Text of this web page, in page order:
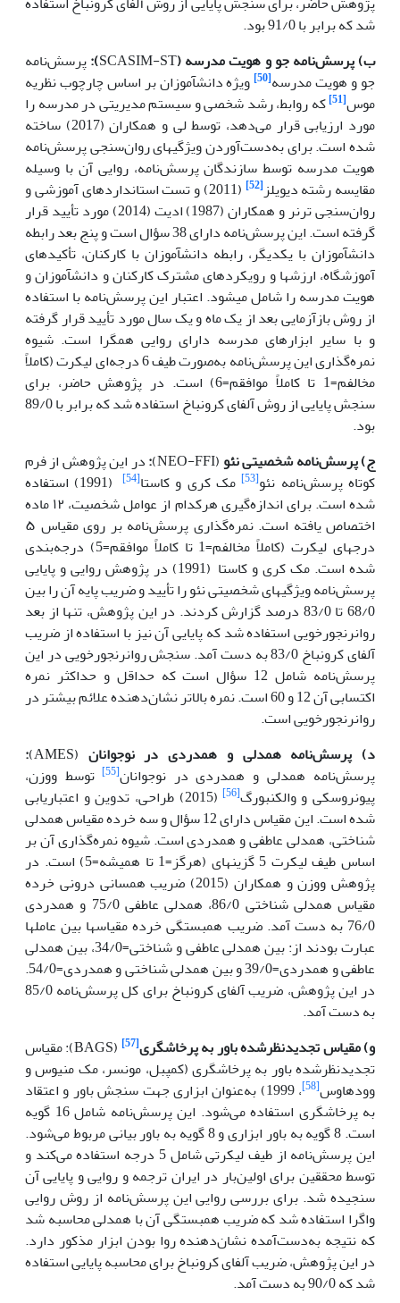
شد که برابر با 91/0 بود
.
ب) پرسش‌نامه جو و هویت مدرسه(
SCASIM-ST
):پرسش‌نامه
جو و هویت مدرسه[50] ویژه دانش­آموزانبر اساس چارچوب نظریه
موس[51]
که روابط، رشد شخصی و سیستم مدیریتی در مدرسه را
مورد ارزیابی قرار می‌دهد، توسط لی و همکاران (2017) ساخته
شده است. برای به‌دست‌آوردن ویژگی­های روان‌سنجی پرسش‌نامه
هویت مدرسه توسط سازندگان پرسش‌نامه، روایی آن با وسیله
مقایسه رشته دیویلز[52]
(2011) و تست استانداردهای آموزشی و
روان‌سنجی ترنر و همکاران (1987) ادیت (2014) مورد تأیید قرار
گرفته است. این پرسش‌نامه دارای 38 سؤال است و پنج بعد رابطه
دانش­آموزان با یکدیگر، رابطه دانش­آموزان با کارکنان، تأکیدهای
آموزشگاه، ارزش­ها و رویکردهای مشترک کارکنان و دانش­آموزان و
هویت مدرسه را شامل می­شود. اعتبار این پرسش‌نامه با استفاده
از روش بازآزمایی بعد از یک ماه و یک سال مورد تأیید قرار گرفته
و با سایر ابزارهای مدرسه دارای روایی همگرا است. شیوه
نمره‌گذاری
این پرسش‌نامه به‌صورت طیف 6 درجه‌ای لیکرت (کاملاً
مخالفم=1 تا کاملاً موافقم=6) است.
در پژوهش حاضر، برای
سنجش پایایی از روش آلفای کرونباخ استفاده شد که برابر با 89/0
بود.
ج) پرسش‌نامه شخصیتی نئو(NEO-FFI)
:در این پژوهش از فرم
کوتاه پرسش‌نامه نئو[53] مک کری و کاستا[54]
(1991) استفاده
شده است. برای اندازه‌گیری هرکدام از عوامل شخصیت، ۱۲ ماده
اختصاص یافته است. نمره‌گذاری پرسش‌نامه بر روی مقیاس ۵
درجه­ای لیکرت (کاملاً مخالفم=1 تا کاملاً موافقم=5) درجه‌بندی
شده است. مک کری و کاستا
(1991) در پژوهش روایی و پایایی
پرسش‌نامه ویژگی­های شخصیتی نئو را تأیید و ضریب پایه آن را بین
68/0 تا 83/0 درصد گزارش کردند. در این پژوهش، تنها از بعد
روان­رنجورخویی استفاده شد که پایایی آن نیز با استفاده از ضریب
آلفای کرونباخ 83/0 به دست آمد. سنجش روان­رنجورخویی در این
پرسش‌نامه شامل 12 سؤال است که حداقل و حداکثر نمره
اکتسابی آن 12 و 60 است. نمره بالاتر نشان‌دهنده علائم بیشتر در
روان­رنجورخویی است.
د) پرسش‌نامه همدلی و همدردی در نوجوانان (AMES)
:
پرسش‌نامه همدلی و همدردی در نوجوانان[55]
توسط ووزن،
پیونروسکی و والکنبورگ[56]
(2015) طراحی، تدوین و اعتباریابی
شده است. این مقیاس دارای 12 سؤال و سه خرده مقیاس همدلی
شناختی، همدلی عاطفی و همدردی است. شیوه نمره‌گذاری آن بر
اساس طیف لیکرت 5 گزینه­ای (هرگز=1 تا همیشه=5) است. در
پژوهش ووزن و همکاران (2015) ضریب همسانی درونی خرده
مقیاس همدلی شناختی 86/0، همدلی عاطفی 75/0 و همدردی
76/0 به دست آمد. ضریب همبستگی خرده مقیاس­ها بین عامل­ها
عبارت بودند از: بین همدلی عاطفی و شناختی=34/0، بین همدلی
عاطفی و همدردی=39/0 و بین همدلی شناختی و همدردی=54/0.
در این پژوهش، ضریب آلفای کرونباخ برای کل پرسش‌نامه 85/0
به دست آمد.
و) مقیاس تجدیدنظرشدهباور به پرخاشگری[57]
(BAGS): مقیاس
تجدیدنظرشده باور به پرخاشگری (کمپبل، مونسر، مک منیوس و
وودهاوس[58]
، 1999) به‌عنوان ابزاری جهت سنجش باور و اعتقاد
به پرخاشگری استفاده می‌شود. این پرسش‌نامه شامل 16 گویه
است. 8 گویه به باور ابزاری و 8 گویه به باور بیانی مربوط می‌شود.
این پرسش‌نامه از طیف لیکرتی شامل 5 درجه استفاده می‌کند و
توسط محققین برای اولین‌بار در ایران ترجمه و روایی و پایایی آن
سنجیده شد. برای بررسی روایی این پرسش‌نامه از روش روایی
واگرا استفاده شد که ضریب همبستگی آن با همدلی محاسبه شد
که نتیجه به‌دست‌آمده نشان‌دهنده روا بودن ابزار مذکور دارد.
در این پژوهش، ضریب آلفای کرونباخ برای محاسبه پایایی استفاده
شد که 90/0 به دست آمد.